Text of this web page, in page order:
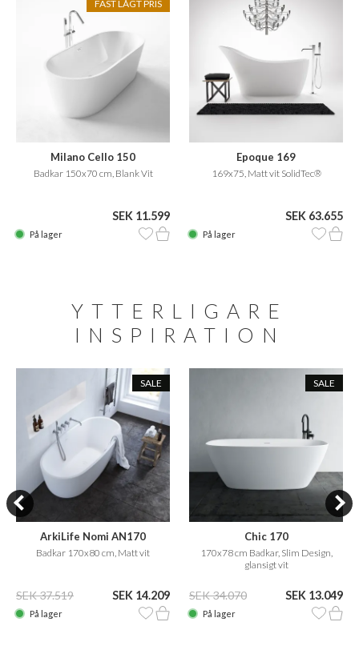
FAST LÅGT PRIS
Milano Cello 150
Badkar 150x70 cm, Blank Vit
SEK 11.599
På lager
Epoque 169
169x75, Matt vit SolidTec®
SEK 63.655
På lager
YTTERLIGARE
INSPIRATION
SALE
ArkiLife Nomi AN170
Badkar 170x80 cm, Matt vit
SEK 37.519 SEK 14.209
På lager
SALE
Chic 170
170x78 cm Badkar, Slim Design,
glansigt vit
SEK 34.070 SEK 13.049
På lager